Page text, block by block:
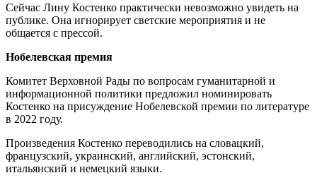
Сейчас Лину Костенко практически невозможно увидеть на
публике. Она игнорирует светские мероприятия и не
общается с прессой.
Нобелевская премия
Комитет Верховной Рады по вопросам гуманитарной и
информационной политики предложил номинировать
Костенко на присуждение Нобелевской премии по литературе
в 2022 году.
Произведения Костенко переводились на словацкий,
французский, украинский, английский, эстонский,
итальянский и немецкий языки.